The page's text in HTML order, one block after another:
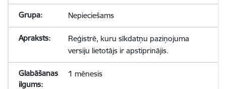
Nepieciešams
Reģistrē, kuru sīkdatņu paziņojuma
versiju lietotājs ir apstiprinājis.
1 mēnesis